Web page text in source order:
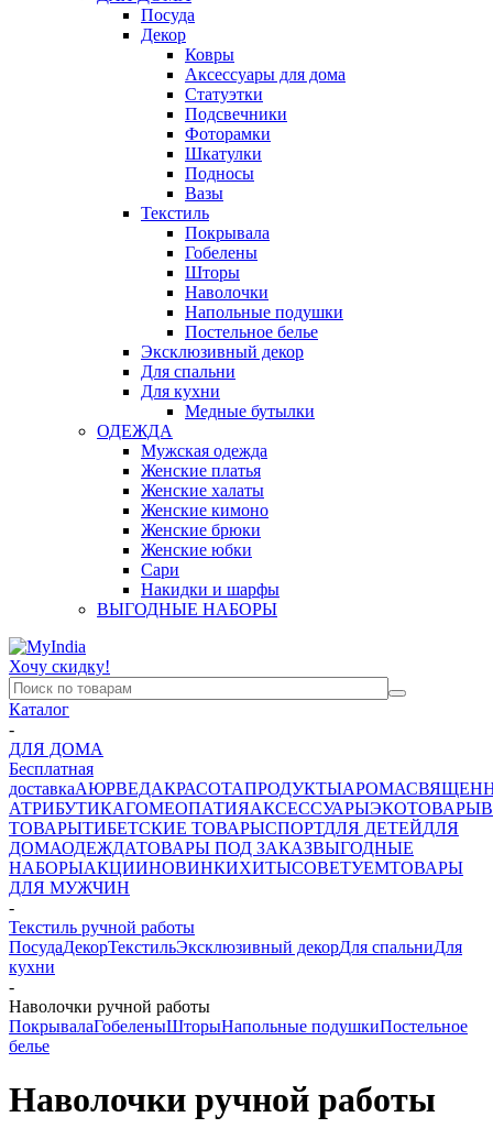
Посуда
Декор
Ковры
Аксессуары для дома
Статуэтки
Подсвечники
Фоторамки
Шкатулки
Подносы
Вазы
Текстиль
Покрывала
Гобелены
Шторы
Наволочки
Напольные подушки
Постельное белье
Эксклюзивный декор
Для спальни
Для кухни
Медные бутылки
ОДЕЖДА
Мужская одежда
Женские платья
Женские халаты
Женские кимоно
Женские брюки
Женские юбки
Сари
Накидки и шарфы
ВЫГОДНЫЕ НАБОРЫ
Хочу скидку!
Каталог
-
ДЛЯ ДОМА
Бесплатная
доставкаАЮРВЕДАКРАСОТАПРОДУКТЫАРОМА
АТРИБУТИКАГОМЕОПАТИЯАКСЕССУАРЫЭКОТОВАРЫ
ТОВАРЫТИБЕТСКИЕ ТОВАРЫСПОРТДЛЯ ДЕТЕЙДЛЯ
ДОМАОДЕЖДАТОВАРЫ ПОД ЗАКАЗВЫГОДНЫЕ
НАБОРЫАКЦИИНОВИНКИХИТЫСОВЕТУЕМТОВАРЫ
ДЛЯ МУЖЧИН
-
Текстиль ручной работы
ПосудаДекорТекстильЭксклюзивный декорДля спальниДля
кухни
-
Наволочки ручной работы
ПокрывалаГобеленыШторыНапольные подушкиПостельное
белье
Наволочки ручной работы